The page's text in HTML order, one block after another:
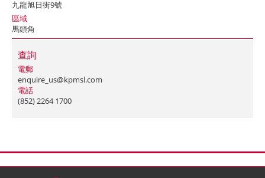
九龍旭日街9號
區域
馬頭角
查詢
電郵
enquire_us@kpmsl.com
電話
(852) 2264 1700